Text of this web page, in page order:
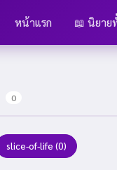
หน้าแรก 📖 นิยาย
0
slice-of-life (0)